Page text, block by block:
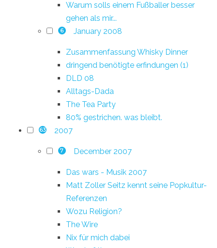
Warum solls einem Fußballer besser
gehen als mir...
6 January 2008
Zusammenfassung Whisky Dinner
dringend benötigte erfindungen (1)
DLD 08
Alltags-Dada
The Tea Party
80% gestrichen. was bleibt.
63 2007
7 December 2007
Das wars - Musik 2007
Matt Zoller Seitz kennt seine Popkultur-
Referenzen
Wozu Religion?
The Wire
Nix für mich dabei